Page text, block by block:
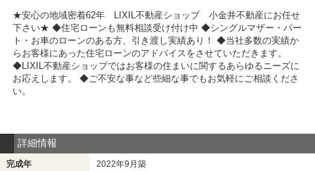
★安心の地域密着62年 LIXIL不動産ショップ 小金井不動産にお任せ
下さい★ ◆住宅ローンも無料相談受け付け中 ◆シングルマザー・パー
ト・お車のローンのある方、引き渡し実績あり！ ◆当社多数の実績か
らお客様にあった住宅ローンのアドバイスをさせていただきます。
◆LIXIL不動産ショップではお客様の住まいに関するあらゆるニーズに
お応えします。 ◆ご不安な事など些細な事でもお気軽にご相談くださ
い。
詳細情報
完成年 2022年9月築